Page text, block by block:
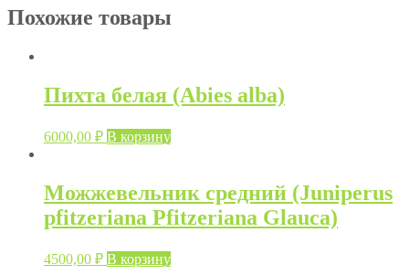
Похожие товары
Пихта белая (Abies alba)
6000,00 ₽ В корзину
Можжевельник средний (Juniperus
pfitzeriana Pfitzeriana Glauca)
4500,00 ₽ В корзину